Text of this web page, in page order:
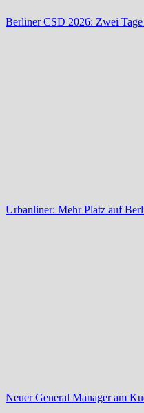
Berliner CSD 2026: Zwei
Urbanliner: Mehr Platz auf
Neuer General Manager am